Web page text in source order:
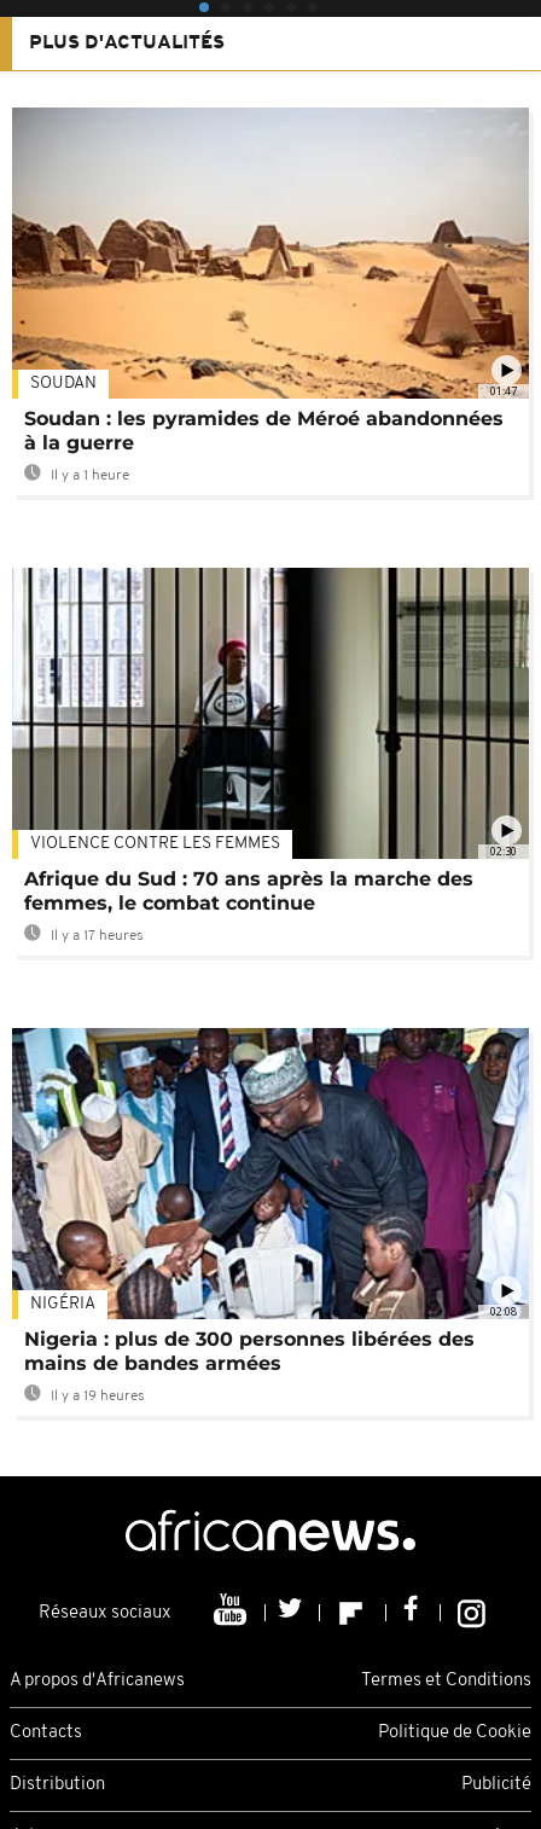
PLUS D'ACTUALITÉS
01:47
SOUDAN
Soudan : les pyramides de Méroé abandonnées
à la guerre
Il y a 1 heure
02:30
VIOLENCE CONTRE LES FEMMES
Afrique du Sud : 70 ans après la marche des
femmes, le combat continue
Il y a 17 heures
02:08
NIGÉRIA
Nigeria : plus de 300 personnes libérées des
mains de bandes armées
Il y a 19 heures
Réseaux sociaux
A propos d'Africanews Termes et Conditions
Contacts Politique de Cookie
Distribution Publicité